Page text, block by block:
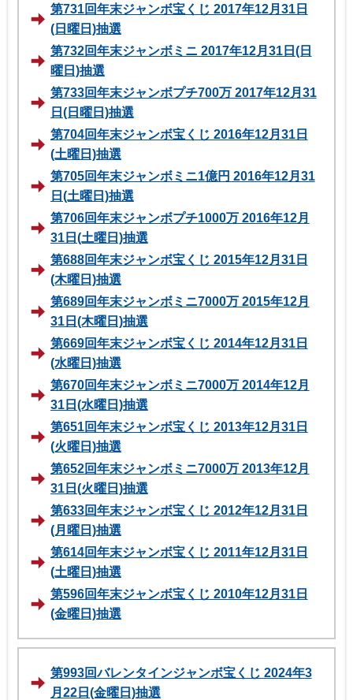
第731回年末ジャンボ宝くじ 2017年12月31日
(日曜日)抽選
第732回年末ジャンボミニ 2017年12月31日(日
曜日)抽選
第733回年末ジャンボプチ700万 2017年12月31
日(日曜日)抽選
第704回年末ジャンボ宝くじ 2016年12月31日
(土曜日)抽選
第705回年末ジャンボミニ1億円 2016年12月31
日(土曜日)抽選
第706回年末ジャンボプチ1000万 2016年12月
31日(土曜日)抽選
第688回年末ジャンボ宝くじ 2015年12月31日
(木曜日)抽選
第689回年末ジャンボミニ7000万 2015年12月
31日(木曜日)抽選
第669回年末ジャンボ宝くじ 2014年12月31日
(水曜日)抽選
第670回年末ジャンボミニ7000万 2014年12月
31日(水曜日)抽選
第651回年末ジャンボ宝くじ 2013年12月31日
(火曜日)抽選
第652回年末ジャンボミニ7000万 2013年12月
31日(火曜日)抽選
第633回年末ジャンボ宝くじ 2012年12月31日
(月曜日)抽選
第614回年末ジャンボ宝くじ 2011年12月31日
(土曜日)抽選
第596回年末ジャンボ宝くじ 2010年12月31日
(金曜日)抽選
第993回バレンタインジャンボ宝くじ 2024年3
月22日(金曜日)抽選